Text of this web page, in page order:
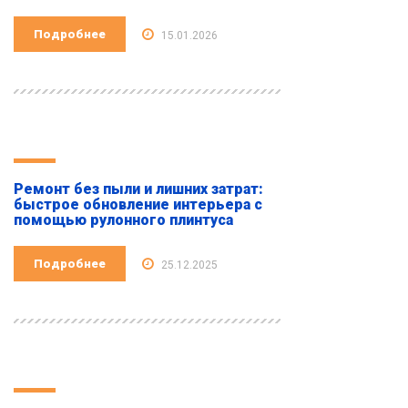
Подробнее 15.01.2026
Ремонт без пыли и лишних затрат:
быстрое обновление интерьера с
помощью рулонного плинтуса
Подробнее 25.12.2025